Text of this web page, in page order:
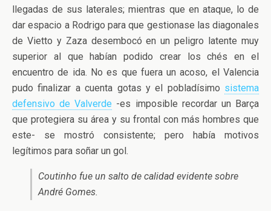
llegadas de sus laterales; mientras que en ataque, lo de
dar espacio a Rodrigo para que gestionase las diagonales
de Vietto y Zaza desembocó en un peligro latente muy
superior al que habían podido crear los chés en el
encuentro de ida. No es que fuera un acoso, el Valencia
pudo finalizar a cuenta gotas y el pobladísimo sistema
defensivo de Valverde -es imposible recordar un Barça
que protegiera su área y su frontal con más hombres que
este- se mostró consistente; pero había motivos
legítimos para soñar un gol.
Coutinho fue un salto de calidad evidente sobre
André Gomes.